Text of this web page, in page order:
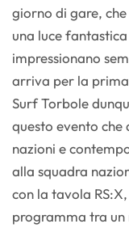
giorno di gare,
una luce
impressionano
arriva per la
Surf Torbole
questo evento che
nazioni e
alla squadra
con la tavola
programma tra un